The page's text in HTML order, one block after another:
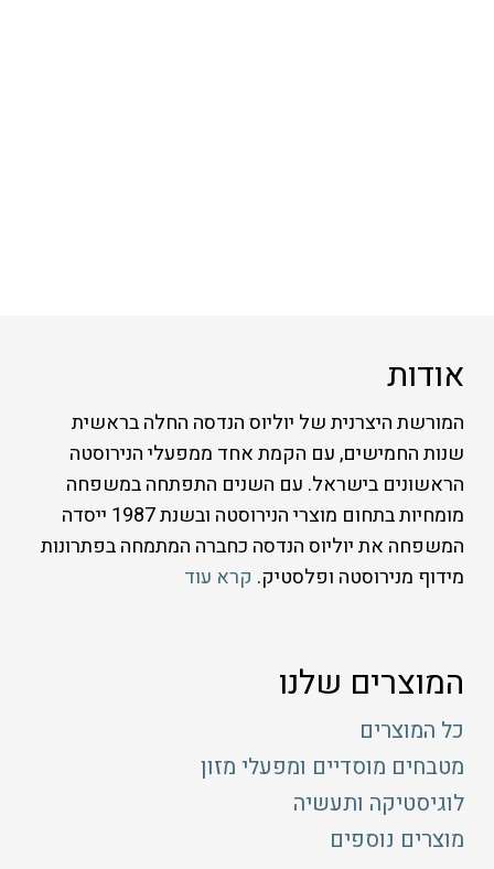
אודות
המורשת היצרנית של יוליוס הנדסה החלה בראשית
שנות החמישים, עם הקמת אחד ממפעלי הנירוסטה
הראשונים בישראל. עם השנים התפתחה במשפחה
מומחיות בתחום מוצרי הנירוסטה ובשנת 1987 ייסדה
המשפחה את יוליוס הנדסה כחברה המתמחה בפתרונות
מידוף מנירוסטה ופלסטיק. קרא עוד
המוצרים שלנו
כל המוצרים
מטבחים מוסדיים ומפעלי מזון
לוגיסטיקה ותעשיה
מוצרים נוספים